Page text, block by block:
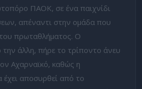
ΠΑΟΚ, σε ένα παιχνίδι
απέναντι στην ομάδα που
πρωταθλήματος. Ο
άλλη, πήρε το τρίποντο άνευ
Αχαρναϊκό, καθώς η
έχει αποσυρθεί από το